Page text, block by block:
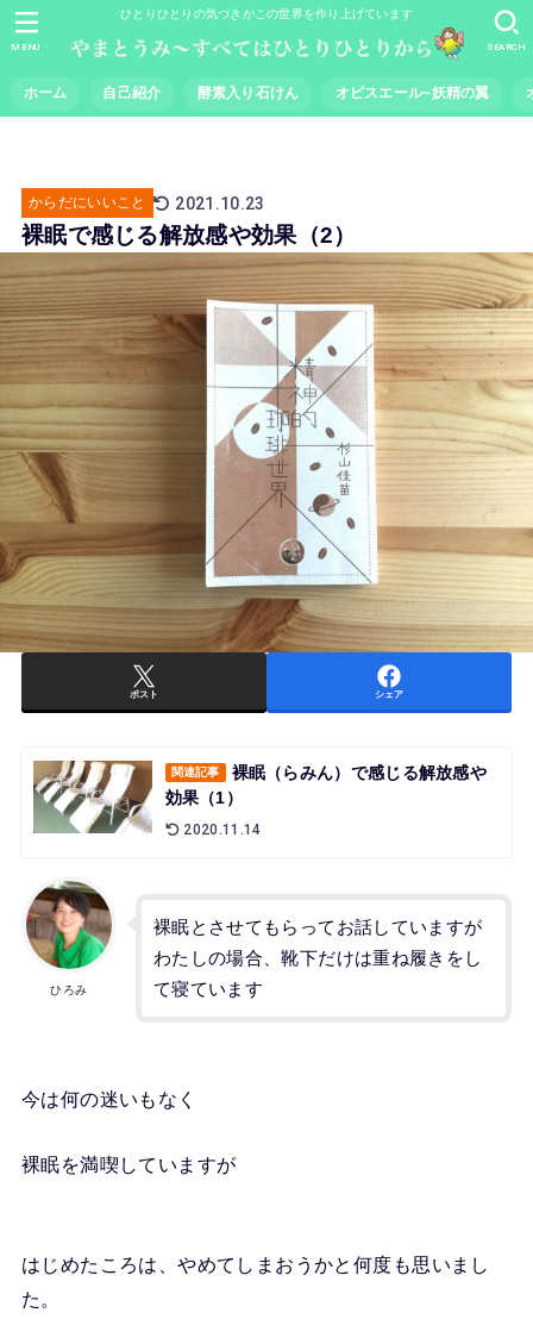
ひとりひとりの気づきがこの世界を作り上げています
ホーム 自己紹介 酵素入り石けん オピスエール~妖精の翼
SEARCH
MENU
からだにいいこと 2021.10.23
裸眠で感じる解放感や効果（2）
ポスト シェア
関連記事
裸眠（らみん）で感じる解放感や
効果（1）
2020.11.14
ひろみ
裸眠とさせてもらってお話していますが
わたしの場合、靴下だけは重ね履きをし
て寝ています
今は何の迷いもなく
裸眠を満喫していますが
はじめたころは、やめてしまおうかと何度も思いまし
た。